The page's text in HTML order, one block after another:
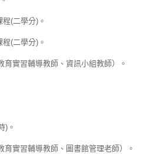
(二學分)。
(二學分)。
實習輔導教師、資訊小組教師）。
)。
實習輔導教師、圖書館管理老師）。